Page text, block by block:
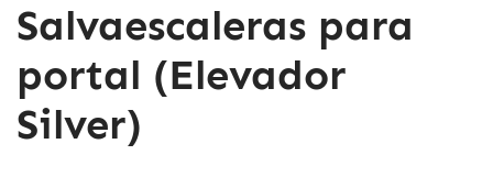
Salvaescaleras para
portal (Elevador
Silver)